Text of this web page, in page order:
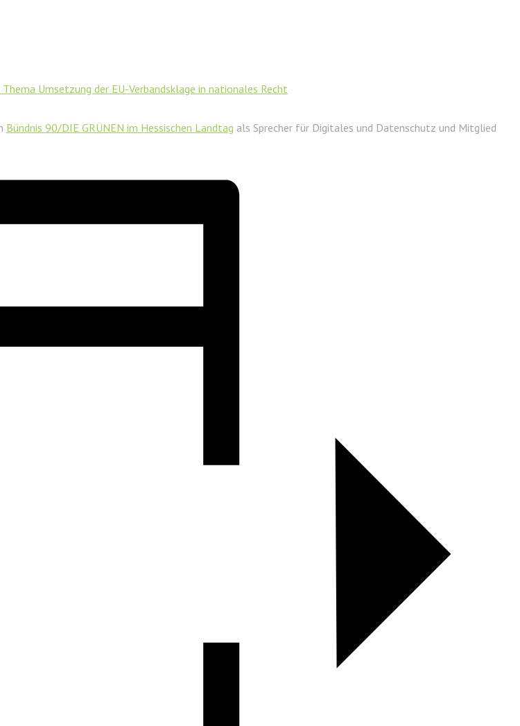
Umsetzung der EU-Verbandsklage in nationales Recht
Bündnis 90/DIE GRÜNEN im Hessischen Landtag als Sprecher für Digitales und Datenschutz und Mitglied